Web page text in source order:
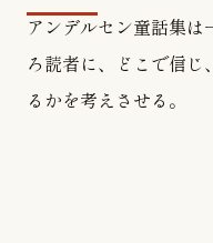
アンデルセン童話集は
ろ読者に、どこで信じ
るかを考えさせる。